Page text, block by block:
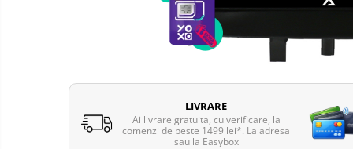
Telefoane mobile HUAWEI
Telefoane mobile iHunt
Telefoane mobile Xiaomi
LIVRARE
Ai livrare gratuita, cu verificare, la
comenzi de peste 1499 lei*. La adresa
sau la Easybox